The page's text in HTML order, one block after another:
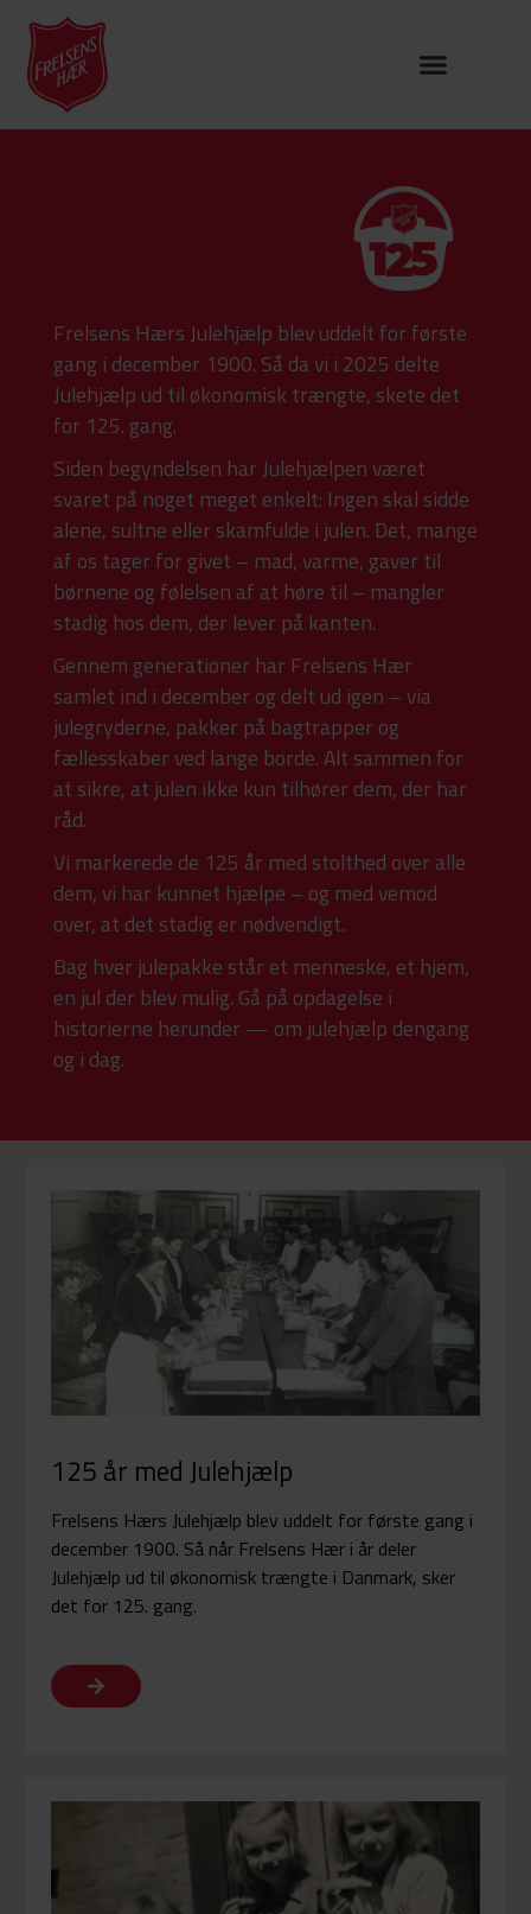
Frelsens Hærs Julehjælp blev uddelt for første
gang i december 1900. Så da vi i 2025 delte
Julehjælp ud til økonomisk trængte, skete det
for 125. gang.
Siden begyndelsen har Julehjælpen været
svaret på noget meget enkelt: Ingen skal sidde
alene, sultne eller skamfulde i julen. Det, mange
af os tager for givet – mad, varme, gaver til
børnene og følelsen af at høre til – mangler
stadig hos dem, der lever på kanten.
Gennem generationer har Frelsens Hær
samlet ind i december og delt ud igen – via
julegryderne, pakker på bagtrapper og
fællesskaber ved lange borde. Alt sammen for
at sikre, at julen ikke kun tilhører dem, der har
råd.
Vi markerede de 125 år med stolthed over alle
dem, vi har kunnet hjælpe – og med vemod
over, at det stadig er nødvendigt.
Bag hver julepakke står et menneske, et hjem,
en jul der blev mulig. Gå på opdagelse i
historierne herunder — om julehjælp dengang
og i dag.
125 år med Julehjælp
Frelsens Hærs Julehjælp blev uddelt for første gang i
december 1900. Så når Frelsens Hær i år deler
Julehjælp ud til økonomisk trængte i Danmark, sker
det for 125. gang.